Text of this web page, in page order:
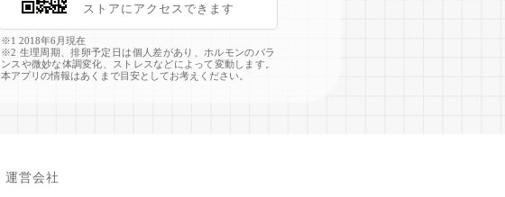
ストアにアクセスできます
※1 2018年6月現在
※2 生理周期、排卵予定日は個人差があり、ホルモンのバラ
ンスや微妙な体調変化、ストレスなどによって変動します。
本アプリの情報はあくまで目安としてお考えください。
運営会社